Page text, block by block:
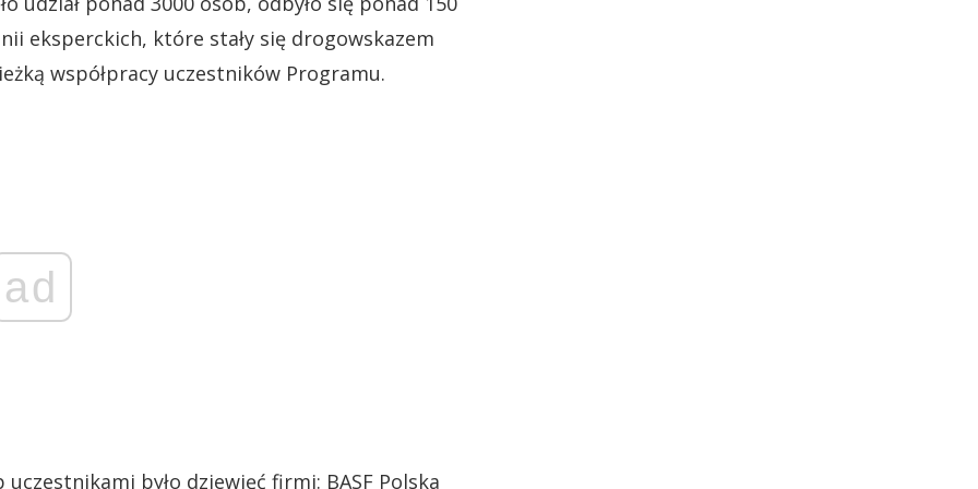
eksperckich, które stały się drogowskazem
współpracy uczestników Programu.
ad
było dziewięć firmi: BASF Polska